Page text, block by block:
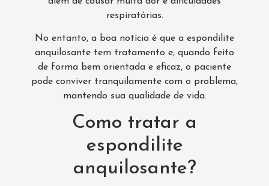
respiratórias.
No entanto, a boa notícia é que a espondilite
anquilosante tem tratamento e, quando feito
de forma bem orientada e eficaz, o paciente
pode conviver tranquilamente com o problema,
mantendo sua qualidade de vida.
Como tratar a
espondilite
anquilosante?